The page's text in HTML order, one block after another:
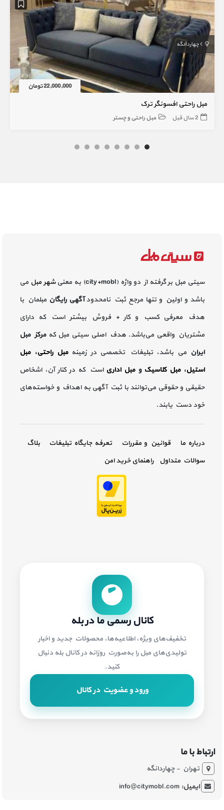
چهاردانگه
22,000,000 تومان
مبل راحتی افسونگر ترک
2 سال قبل مبل راحتی و چستر
سیتی مبل بر گرفته از دو واژه (city+mobl) به معنی شهر مبل می
باشد و اولین و تنها مرجع ثبت نامحدودآگهی رایگان مبلمان با
هدف معرفی کسب و کار + فروش بیشتر است که دارای
مشتریان واقعی می‌باشد. هدف اصلی سیتی مبل کهمرکز مبل
ایران می باشد، تبلیغات تخصصی در زمینه مبل راحتی،مبل
استیل،مبل کلاسیک ومبل اداری است که در کنار آن، اشخاص
حقیقی و حقوقی می‌توانند با ثبت آگهی به اهداف و خواسته‌های
خود دست یابند.
درباره ما قوانین و مقررات تعرفه جایگاه تبلیغات
بلاگ
سوالات متداول
راهنمای خرید امن
کانال رسمی ما در بله
تخفیف‌های ویژه، اطلاعیه‌ها، محصولات جدید و اخبار
تولیدی‌های مبل را به‌صورت روزانه در کانال بله دنبال
کنید.
ورود و عضویت در کانال
ارتباط با ما
تهران - چهاردانگه
ایمیل:info@citymobl.com